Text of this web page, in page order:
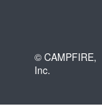
© CAMPFIRE,
Inc.